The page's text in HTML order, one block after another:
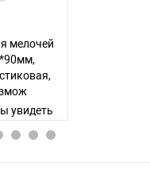
мелочей
увидеть